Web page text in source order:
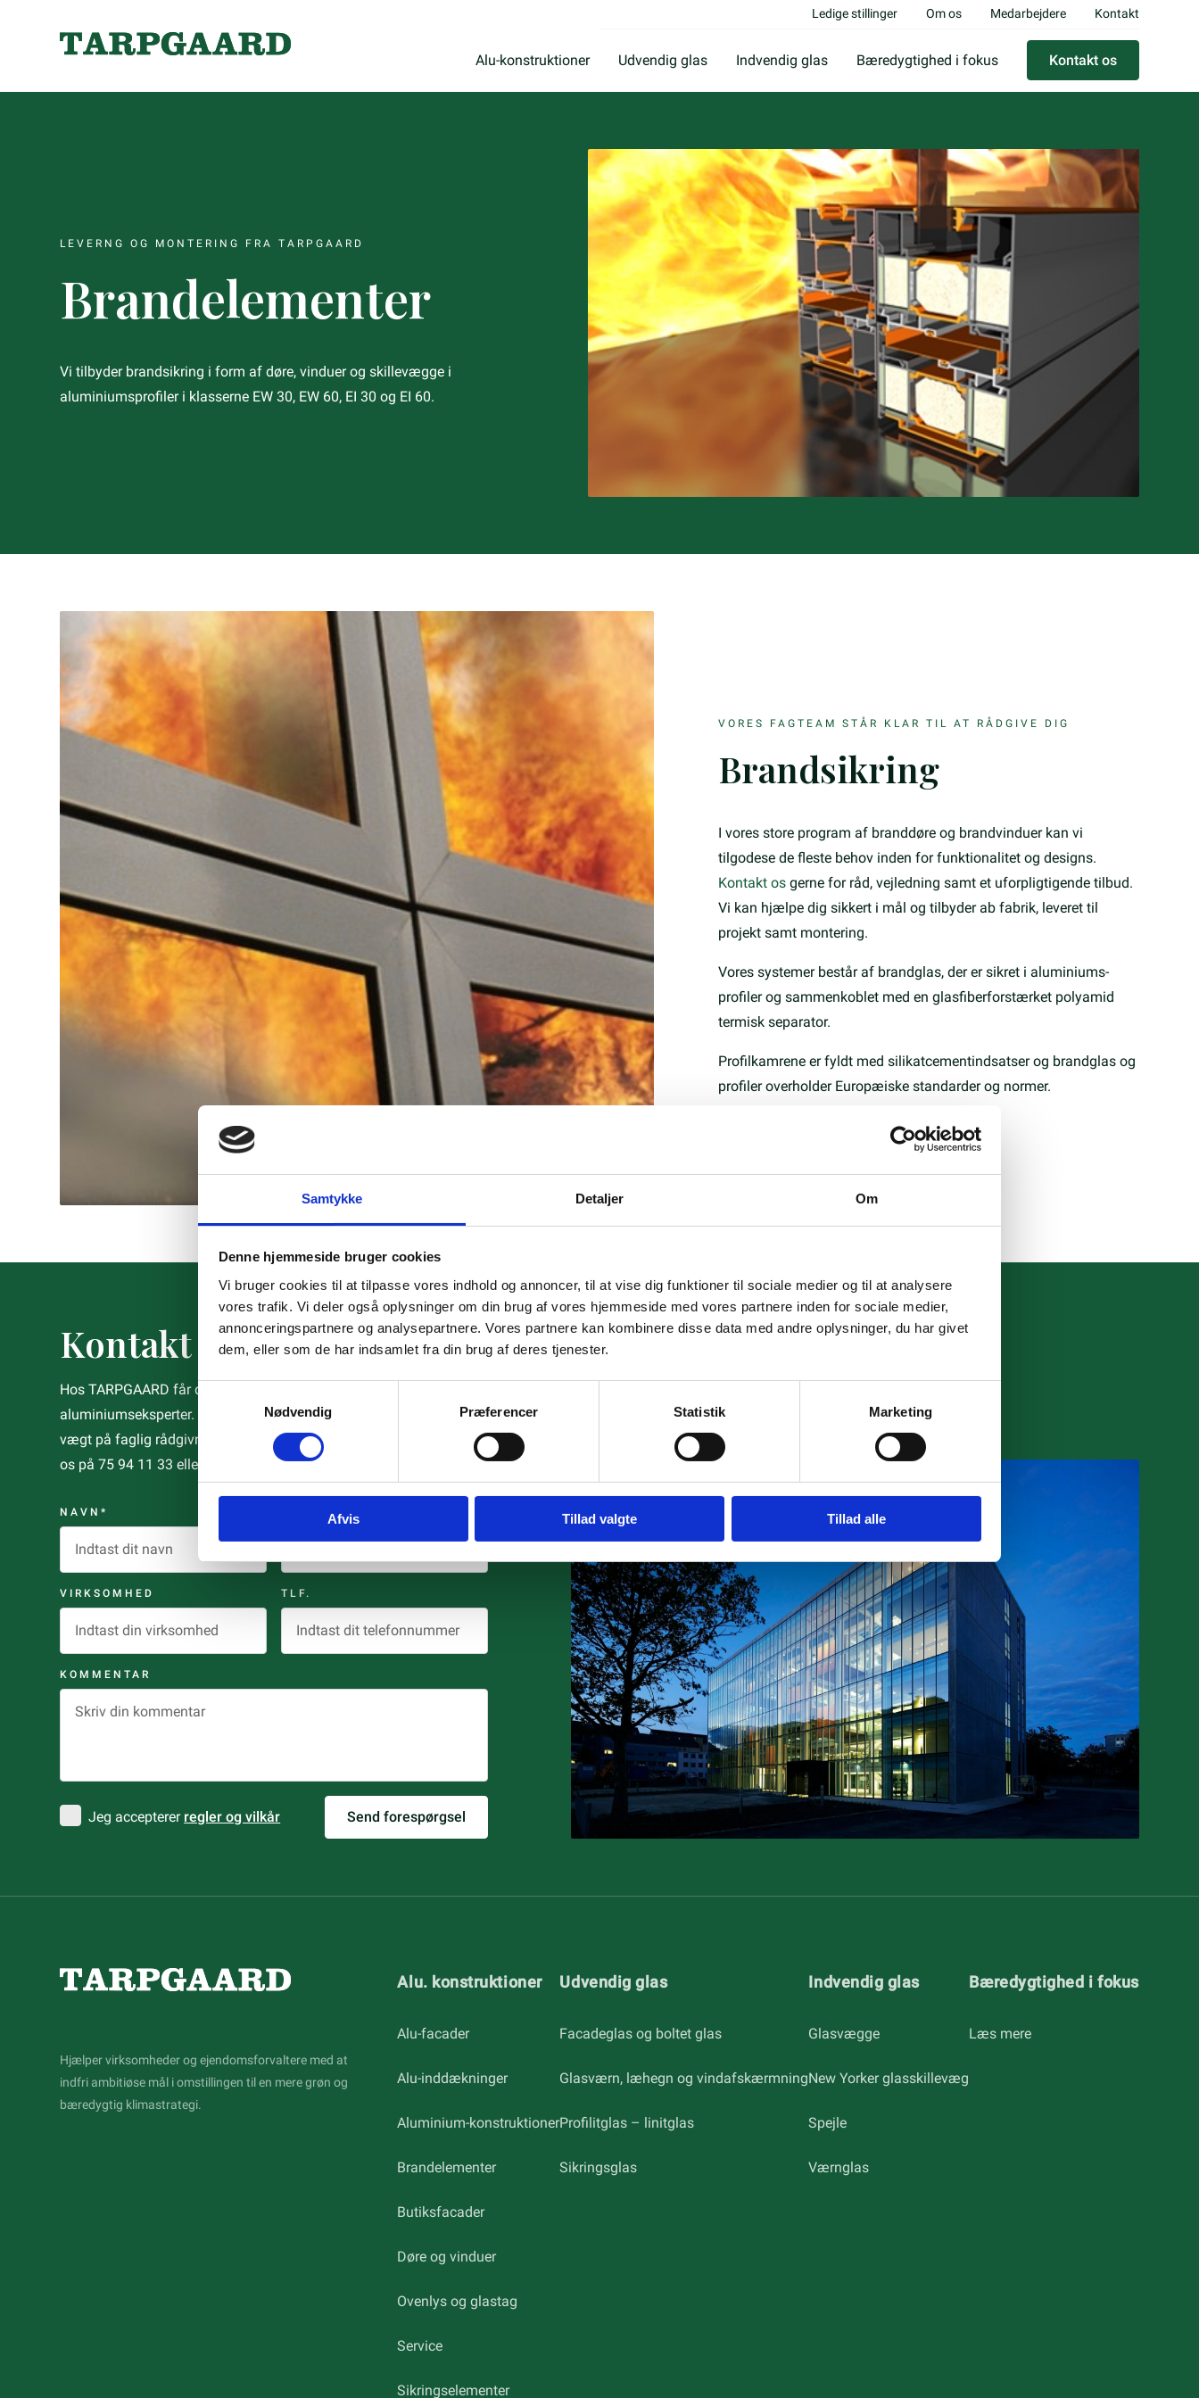
Samtykke Detaljer Om
Denne hjemmeside bruger cookies
Vi bruger cookies til at tilpasse vores indhold og annoncer, til at vise dig funktioner til sociale medier og til at analysere
vores trafik. Vi deler også oplysninger om din brug af vores hjemmeside med vores partnere inden for sociale medier,
annonceringspartnere og analysepartnere. Vores partnere kan kombinere disse data med andre oplysninger, du har givet
dem, eller som de har indsamlet fra din brug af deres tjenester.
Samtykkevalg
Nødvendig
Præferencer Statistik Marketing
Afvis Tillad valgte Tillad alle
Ledige stillinger Om os Medarbejdere Kontakt
Alu-konstruktioner Udvendig glas Indvendig glas Bæredygtighed i fokus Kontakt os
LEVERNG OG MONTERING FRA TARPGAARD
Brandelementer
Vi tilbyder brandsikring i form af døre, vinduer og skillevægge i
aluminiumsprofiler i klasserne EW 30, EW 60, EI 30 og EI 60.
VORES FAGTEAM STÅR KLAR TIL AT RÅDGIVE DIG
Brandsikring
I vores store program af branddøre og brandvinduer kan vi
tilgodese de fleste behov inden for funktionalitet og designs.
Kontakt os gerne for råd, vejledning samt et uforpligtigende tilbud.
Vi kan hjælpe dig sikkert i mål og tilbyder ab fabrik, leveret til
projekt samt montering.
Vores systemer består af brandglas, der er sikret i aluminiums-
profiler og sammenkoblet med en glasfiberforstærket polyamid
termisk separator.
Profilkamrene er fyldt med silikatcementindsatser og brandglas og
profiler overholder Europæiske standarder og normer.
Kontakt os
Hos TARPGAARD får du kompetent og hurtig rådgivning af glas- og
aluminiumseksperter. Vi har 30 års erfaring i branchen og lægger
vægt på faglig rådgivning, tæt dialog og levering til tiden. Kontakt
os på 75 94 11 33 eller på
info@tarpgaard.dk
NAVN* E-MAIL*
VIRKSOMHED TLF.
KOMMENTAR
Jeg accepterer regler og vilkår
Hjælper virksomheder og ejendomsforvaltere med at
indfri ambitiøse mål i omstillingen til en mere grøn og
bæredygtig klimastrategi.
Alu. konstruktioner
Alu-facader
Alu-inddækninger
Aluminium-konstruktioner
Brandelementer
Butiksfacader
Døre og vinduer
Ovenlys og glastag
Service
Sikringselementer
Udvendig glas
Facadeglas og boltet glas
Glasværn, læhegn og vindafskærmning
Profilitglas – linitglas
Sikringsglas
Indvendig glas
Glasvægge
New Yorker glasskillevæg
Spejle
Værnglas
Bæredygtighed i fokus
Læs mere